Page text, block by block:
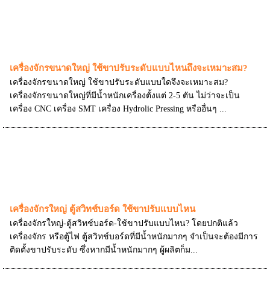
เครื่องจักรขนาดใหญ่ ใช้ขาปรับระดับแบบไหนถึงจะเหมาะสม?
เครื่องจักรขนาดใหญ่ ใช้ขาปรับระดับแบบใดจึงจะเหมาะสม?
เครื่องจักรขนาดใหญ่ที่มีน้ำหนักเครื่องตั้งแต่ 2-5 ตัน ไม่ว่าจะเป็น
เครื่อง CNC เครื่อง SMT เครื่อง Hydrolic Pressing หรืออื่นๆ ...
เครื่องจักรใหญ่ ตู้สวิทช์บอร์ด ใช้ขาปรับแบบไหน
เครื่องจักรใหญ่-ตู้สวิทช์บอร์ด-ใช้ขาปรับแบบไหน? โดยปกติแล้ว
เครื่องจักร หรือตู้ไฟ ตู้สวิทช์บอร์ดที่มีน้ำหนักมากๆ จำเป็นจะต้องมีการ
ติดตั้งขาปรับระดับ ซึ่งหากมีน้ำหนักมากๆ ผู้ผลิตก็ม...